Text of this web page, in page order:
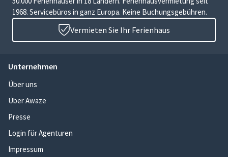
1968. Servicebüros in ganz Europa. Keine Buchungsgebühren.
Vermieten Sie Ihr Ferienhaus
Unternehmen
Über uns
Über Awaze
Presse
Login für Agenturen
Impressum